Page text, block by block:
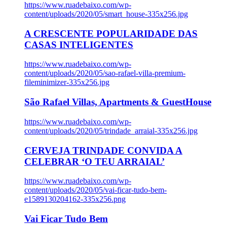
https://www.ruadebaixo.com/wp-
content/uploads/2020/05/smart_house-335x256.jpg
A CRESCENTE POPULARIDADE DAS
CASAS INTELIGENTES
https://www.ruadebaixo.com/wp-
content/uploads/2020/05/sao-rafael-villa-premium-
fileminimizer-335x256.jpg
São Rafael Villas, Apartments & GuestHouse
https://www.ruadebaixo.com/wp-
content/uploads/2020/05/trindade_arraial-335x256.jpg
CERVEJA TRINDADE CONVIDA A
CELEBRAR ‘O TEU ARRAIAL’
https://www.ruadebaixo.com/wp-
content/uploads/2020/05/vai-ficar-tudo-bem-
e1589130204162-335x256.png
Vai Ficar Tudo Bem